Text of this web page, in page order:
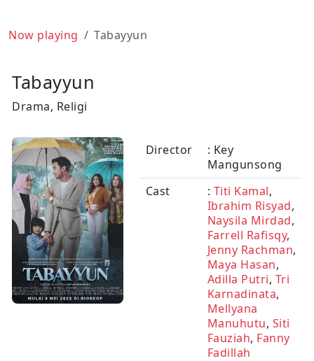
Now playing Tabayyun
Tabayyun
Drama, Religi
Director
: Key
Mangunsong
Cast
: Titi Kamal,
Ibrahim Risyad,
Naysila Mirdad,
Farrell Rafisqy,
Jenny Rachman,
Maya Hasan,
Adilla Putri, Tri
Karnadinata,
Mellyana
Manuhutu, Siti
Fauziah, Fanny
Fadillah